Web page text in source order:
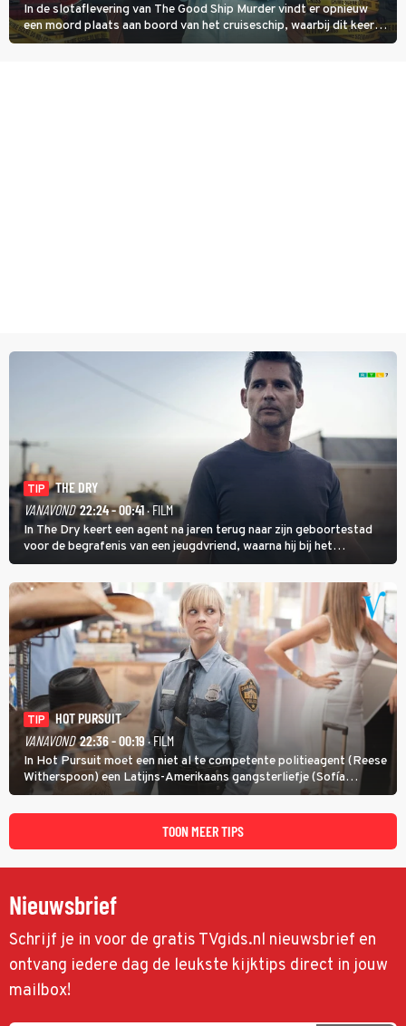
In de slotaflevering van The Good Ship Murder vindt er opnieuw
een moord plaats aan boord van het cruiseschip, waarbij dit keer
een bemanningslid het slachtoffer is en kapitein Marlowe de dader
TIP
THE DRY
VANAVOND 22:24 - 00:41· FILM
In The Dry keert een agent na jaren terug naar zijn geboortestad
voor de begrafenis van een jeugdvriend, waarna hij bij het
onderzoeken van diens dood een verband begint te vermoeden
met een oude zaak.
TIP
HOT PURSUIT
VANAVOND 22:36 - 00:19· FILM
In Hot Pursuit moet een niet al te competente politieagent (Reese
Witherspoon) een Latijns-Amerikaans gangsterliefje (Sofía
Vergara) beschermen tegen corrupte agenten en moordlustige
maffiatypes.
TOON MEER TIPS
Nieuwsbrief
Schrijf je in voor de gratis TVgids.nl nieuwsbrief en
ontvang iedere dag de leukste kijktips direct in jouw
mailbox!